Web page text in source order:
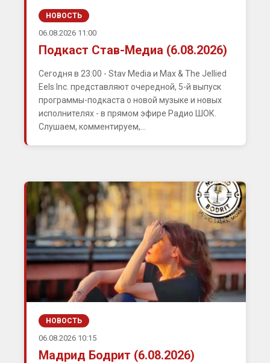
НОВОСТЬ
06.08.2026 11:00
Подкаст Став-Медиа (6.08.2026)
Сегодня в 23:00 - Stav Media и Max & The Jellied
Eels Inc. представляют очередной, 5-й выпуск
программы-подкаста о новой музыке и новых
исполнителях - в прямом эфире Радио ШОК.
Слушаем, комментируем,...
НОВОСТЬ
06.08.2026 10:15
Мадрид Бодрит (6.08.2026)